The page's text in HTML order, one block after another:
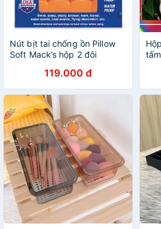
Nút bịt tai chống ồn Pillow
Soft Mack’s hộp 2 đôi
119.000 đ